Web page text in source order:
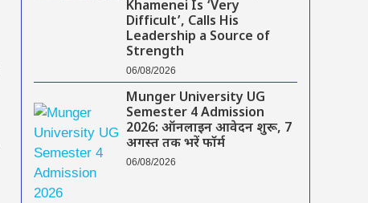
Khamenei Is ‘Very
Difficult’, Calls His
Leadership a Source of
Strength
06/08/2026
Munger University UG
Semester 4 Admission
2026: ऑनलाइन आवेदन शुरू, 7
अगस्त तक भरें फॉर्म
06/08/2026